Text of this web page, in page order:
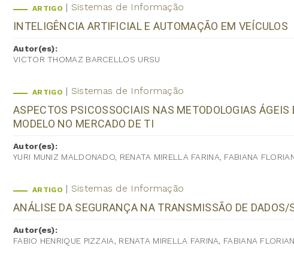
ARTIGO Sistemas de Informação
INTELIGÊNCIA ARTIFICIAL E AUTOMAÇÃO EM VEÍCULOS
Autor(es):
VICTOR THOMAZ BARCELLOS URSU
ARTIGO Sistemas de Informação
ASPECTOS PSICOSSOCIAIS NAS METODOLOGIAS
MODELO NO MERCADO DE TI
Autor(es):
YURI MUNIZ MALDONADO, RENATA MIRELLA FARINA, FABIANA
ARTIGO Sistemas de Informação
ANÁLISE DA SEGURANÇA NA TRANSMISSÃO DE DADOS/
Autor(es):
FABIO HENRIQUE PIZZAIA, RENATA MIRELLA FARINA, FABIANA FLORIAN